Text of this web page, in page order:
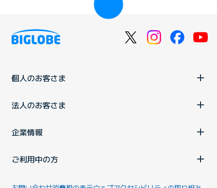
個人のお客さま
法人のお客さま
企業情報
ご利用中の方